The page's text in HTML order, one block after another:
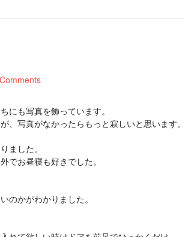
にも写真を飾っています。
写真がなかったらもっと寂しいと思います。
ました。
でお昼寝も好きでした。
のかがわかりました。